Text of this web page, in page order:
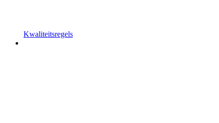
Kwaliteitsregels